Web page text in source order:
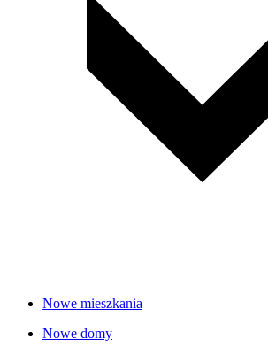
Nowe mieszkania
Nowe domy